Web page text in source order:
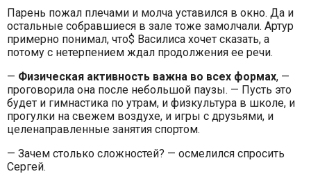
Парень пожал плечами и молча уставился в окно. Да и
остальные собравшиеся в зале тоже замолчали. Артур
примерно понимал, что$ Василиса хочет сказать, а
потому с нетерпением ждал продолжения ее речи.
— Физическая активность важна во всех формах, —
проговорила она после небольшой паузы. — Пусть это
будет и гимнастика по утрам, и физкультура в школе, и
прогулки на свежем воздухе, и игры с друзьями, и
целенаправленные занятия спортом.
— Зачем столько сложностей? — осмелился спросить
Сергей.